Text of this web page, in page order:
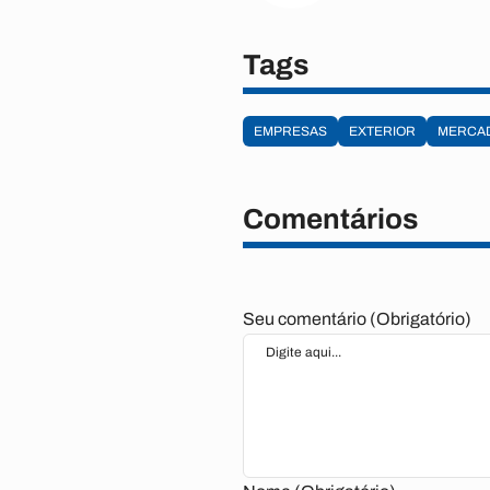
Tags
EMPRESAS EXTERIOR
Comentários
Seu comentário (Obrigatório)